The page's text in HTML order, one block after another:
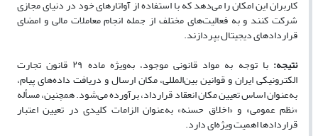
کاربران این امکان را می‌دهد که با استفاده از آواتارهای خود در دنیای مجازی
شرکت کنند و به فعالیت‌های مختلف از جمله انجام معاملات مالی و امضای
قراردادهای دیجیتال بپردازند.
نتیجه:
با توجه به مواد قانونی موجود، به‌ویژه ماده ۲۹ قانون تجارت
الکترونیکی ایران و قوانین بین‌المللی، مکان ارسال و دریافت داده‌های پیام،
به‌عنوان اساس تعیین مکان انعقاد قرارداد، برآورده می‌شود. همچنین، مسأله
«نظم عمومی» و «اخلاق حسنه» به‌عنوان الزامات کلیدی در تعیین اعتبار
قراردادها اهمیت ویژه‌ای دارد.